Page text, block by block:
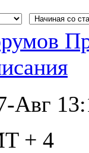
Авг
+ 4